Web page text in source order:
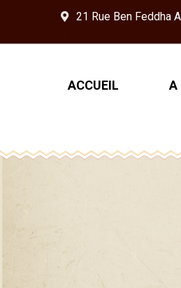
21 Rue Ben Feddha
ACCUEIL A